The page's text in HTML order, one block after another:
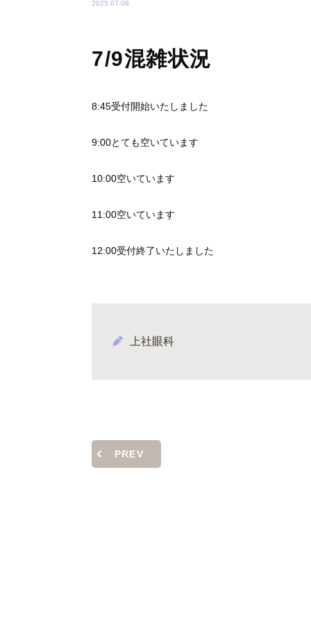
2025.07.09
7/9混雑状況
8:45受付開始いたしました
9:00とても空いています
10:00空いています
11:00空いています
12:00受付終了いたしました
上社眼科
PREV